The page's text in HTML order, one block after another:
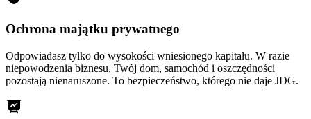
Ochrona majątku prywatnego
Odpowiadasz tylko do wysokości wniesionego kapitału. W razie
niepowodzenia biznesu, Twój dom, samochód i oszczędności
pozostają nienaruszone. To bezpieczeństwo, którego nie daje JDG.